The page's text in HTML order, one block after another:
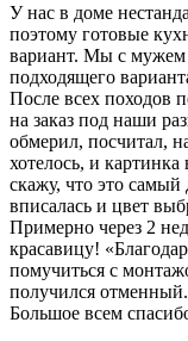
У нас в доме
поэтому готовые
вариант. Мы с
подходящего
После всех походов
на заказ под наши
обмерил, посчитал,
хотелось, и
скажу, что это
вписалась и цвет
Примерно через 2
красавицу!
помучиться с
получился отменный.
Большое всем